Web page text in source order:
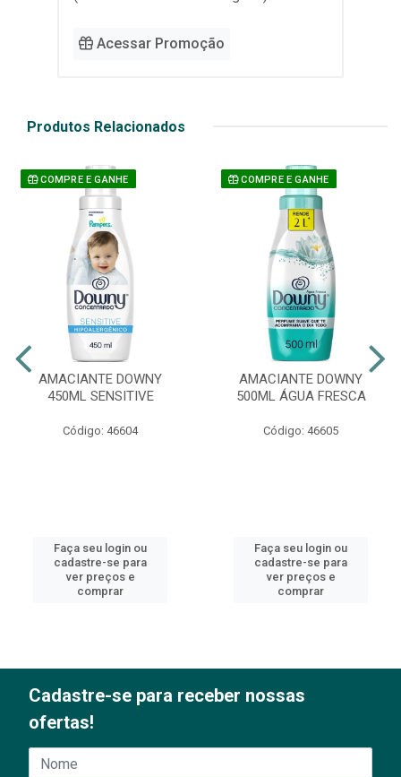
Acessar Promoção
Produtos Relacionados
COMPRE E GANHE
AMACIANTE DOWNY
450ML SENSITIVE
Código: 46604
Faça seu login ou
cadastre-se para
ver preços e
comprar
COMPRE E GANHE
AMACIANTE DOWNY
500ML ÁGUA FRESCA
Código: 46605
Faça seu login ou
cadastre-se para
ver preços e
comprar
Cadastre-se para receber nossas
ofertas!